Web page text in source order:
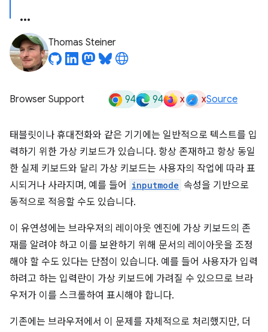
Thomas Steiner
Browser Support 94 94 x xSource
태블릿이나 휴대전화와 같은 기기에는 일반적으로 텍스트를 입
력하기 위한 가상 키보드가 있습니다. 항상 존재하고 항상 동일
한 실제 키보드와 달리 가상 키보드는 사용자의 작업에 따라 표
시되거나 사라지며, 예를 들어
inputmode 속성을 기반으로
동적으로 적응할 수도 있습니다.
이 유연성에는 브라우저의 레이아웃 엔진에 가상 키보드의 존
재를 알려야 하고 이를 보완하기 위해 문서의 레이아웃을 조정
해야 할 수도 있다는 단점이 있습니다. 예를 들어 사용자가 입력
하려고 하는 입력란이 가상 키보드에 가려질 수 있으므로 브라
우저가 이를 스크롤하여 표시해야 합니다.
기존에는 브라우저에서 이 문제를 자체적으로 처리했지만, 더